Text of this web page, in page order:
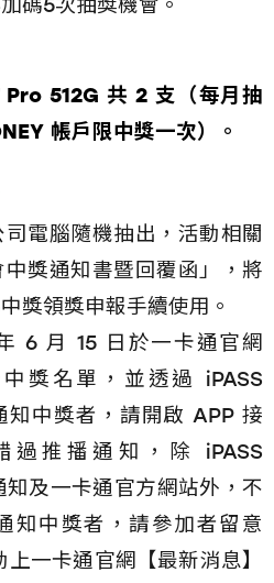
512G 共 2 支（每月抽
帳戶限中獎一次）。
電腦隨機抽出，活動相關
獎通知書暨回覆函」，將
獎領獎申報手續使用。
6 月 15 日於一卡通官網
獎名單，並透過 iPASS
知中獎者，請開啟 APP 接
過推播通知，除 iPASS
及一卡通官方網站外，不
知中獎者，請參加者留意
一卡通官網【最新消息】